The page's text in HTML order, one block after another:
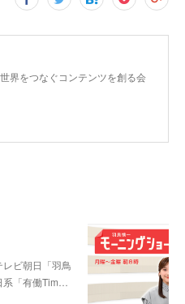
界をつなぐコンテンツを創る会
ビ朝日「羽鳥
「有働Tim…